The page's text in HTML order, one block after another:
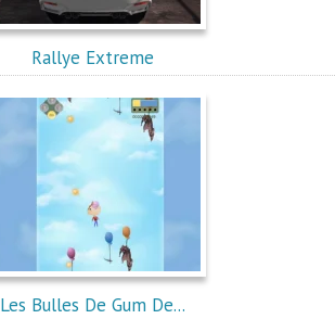
Rallye Extreme
Les Bulles De Gum De...